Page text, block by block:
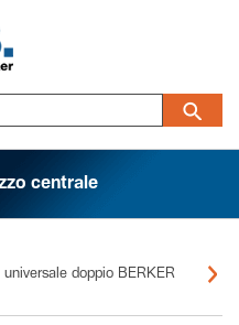
centrale
doppio BERKER